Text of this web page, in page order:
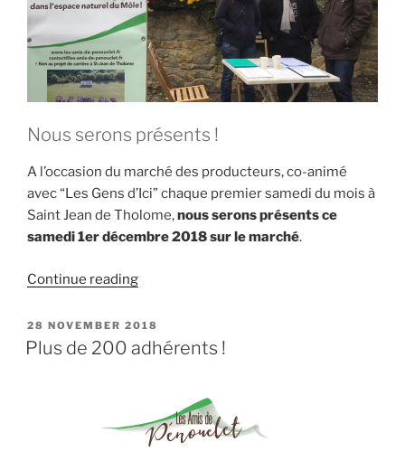
Nous serons présents !
A l’occasion du marché des producteurs, co-animé
avec “Les Gens d’Ici” chaque premier samedi du mois à
Saint Jean de Tholome,nous serons présents ce
samedi 1er décembre 2018 sur le marché.
Continue reading“Samedi
décembre
2018:
Jean
de
POSTED
ON
28 NOVEMBER 2018
Plus de 200 adhérents !